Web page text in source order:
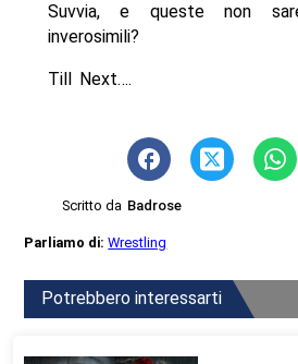
Suvvia, e queste non
inverosimili?
Till Next….
Scritto da Badrose
Parliamo di:Wrestling
Potrebbero interessarti